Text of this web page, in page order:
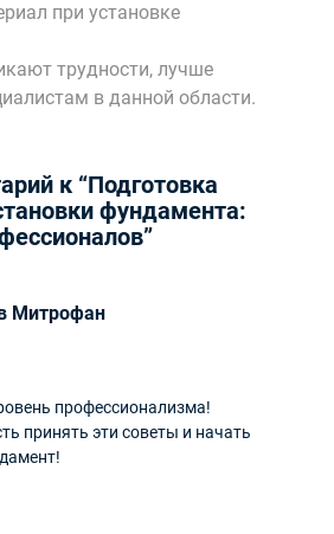
при установке
трудности, лучше
в данной области.
к “Подготовка
фундамента:
Митрофан
профессионализма!
принять эти советы и начать